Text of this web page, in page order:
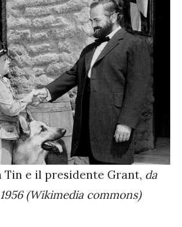
Tin e il presidente Grant, da
(Wikimedia commons)